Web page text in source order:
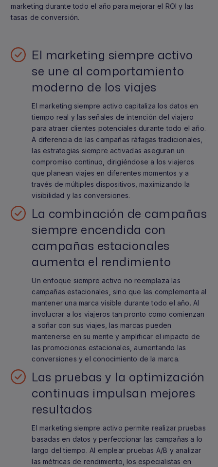
marketing durante todo el año para mejorar el ROI y las
tasas de conversión.
El marketing siempre activo
se une al comportamiento
moderno de los viajes
El marketing siempre activo capitaliza los datos en
tiempo real y las señales de intención del viajero
para atraer clientes potenciales durante todo el año.
A diferencia de las campañas ráfagas tradicionales,
las estrategias siempre activadas aseguran un
compromiso continuo, dirigiéndose a los viajeros
que planean viajes en diferentes momentos y a
través de múltiples dispositivos, maximizando la
visibilidad y las conversiones.
La combinación de campañas
siempre encendida con
campañas estacionales
aumenta el rendimiento
Un enfoque siempre activo no reemplaza las
campañas estacionales, sino que las complementa al
mantener una marca visible durante todo el año. Al
involucrar a los viajeros tan pronto como comienzan
a soñar con sus viajes, las marcas pueden
mantenerse en su mente y amplificar el impacto de
las promociones estacionales, aumentando las
conversiones y el conocimiento de la marca.
Las pruebas y la optimización
continuas impulsan mejores
resultados
El marketing siempre activo permite realizar pruebas
basadas en datos y perfeccionar las campañas a lo
largo del tiempo. Al emplear pruebas A/B y analizar
las métricas de rendimiento, los especialistas en